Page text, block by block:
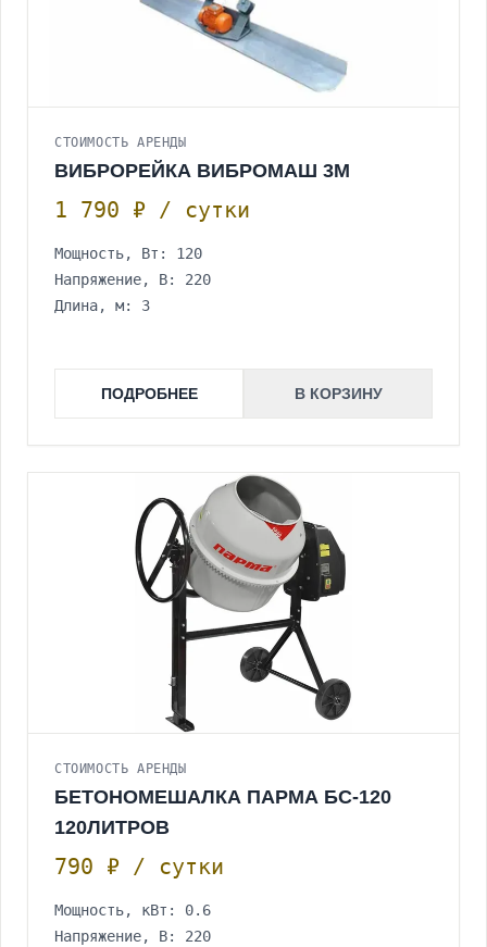
СТОИМОСТЬ АРЕНДЫ
ВИБРОРЕЙКА ВИБРОМАШ 3М
1 790 ₽ / сутки
Мощность, Вт: 120
Напряжение, В: 220
Длина, м: 3
ПОДРОБНЕЕ В КОРЗИНУ
СТОИМОСТЬ АРЕНДЫ
БЕТОНОМЕШАЛКА ПАРМА БС-120
120ЛИТРОВ
790 ₽ / сутки
Мощность, кВт: 0.6
Напряжение, В: 220